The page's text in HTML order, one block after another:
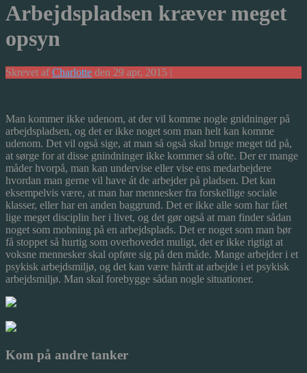
Arbejdspladsen kræver meget
opsyn
Skrevet af Charlotte den 29 apr, 2015 |
Man kommer ikke udenom, at der vil komme nogle gnidninger på
arbejdspladsen, og det er ikke noget som man helt kan komme
udenom. Det vil også sige, at man så også skal bruge meget tid på,
at sørge for at disse gnindninger ikke kommer så ofte. Der er mange
måder hvorpå, man kan undervise eller vise ens medarbejdere
hvordan man gerne vil have át de arbejder på pladsen. Det kan
eksempelvis være, at man har mennesker fra forskellige sociale
klasser, eller har en anden baggrund. Det er ikke alle som har fået
lige meget disciplin her i livet, og det gør også at man finder sådan
noget som mobning på en arbejdsplads. Det er noget som man bør
få stoppet så hurtig som overhovedet muligt, det er ikke rigtigt at
voksne mennesker skal opføre sig på den måde. Mange arbejder i et
psykisk arbejdsmiljø, og det kan være hårdt at arbejde i et psykisk
arbejdsmiljø. Man skal forebygge sådan nogle situationer.
Kom på andre tanker